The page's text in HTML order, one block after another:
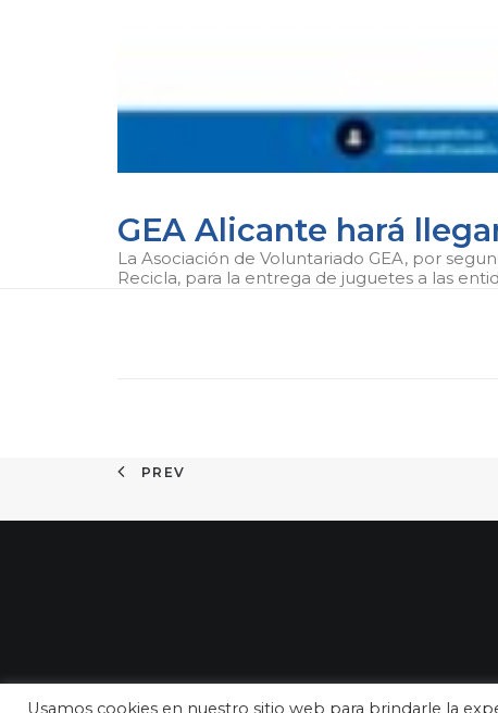
GEA Alicante hará
La Asociación de Voluntariado GEA, por
Recicla, para la entrega de juguetes a las
PREV
Usamos cookies en nuestro sitio web para brindarle la